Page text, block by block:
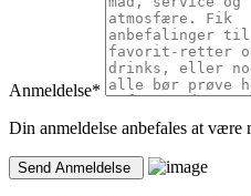
Anmeldelse*
Din anmeldelse anbefales at være